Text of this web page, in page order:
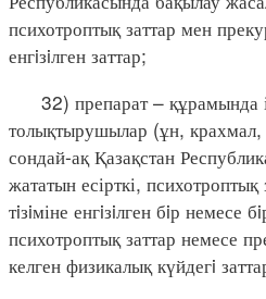
психотроптық заттар мен
енгiзiлген заттар;
32) препарат – құрамында
толықтырушылар (ұн,
сондай-ақ Қазақстан
жататын есірткі,
тiзiміне енгiзiлген бiр немесе
психотроптық заттар немесе
келген физикалық күйдегi